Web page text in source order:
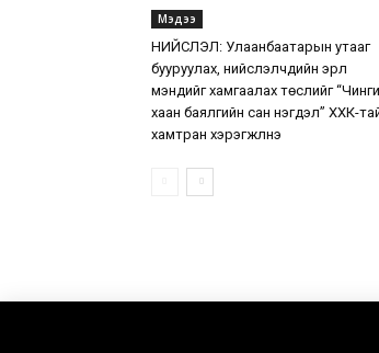
Мэдээ
НИЙСЛЭЛ: Улаанбаатарын утааг
бууруулах, нийслэлчүүдийн эрүүл
мэндийг хамгаалах төслийг
хаан баялгийн сан нэгдэл” ХХК-
хамтран хэрэгжүүлнэ